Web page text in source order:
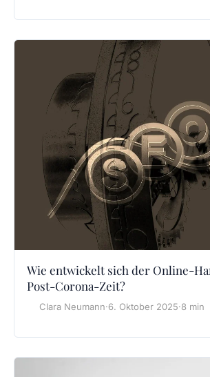
Wie entwickelt sich der Online-
Post-Corona-Zeit?
Clara Neumann·6. Oktober 2025·8 min